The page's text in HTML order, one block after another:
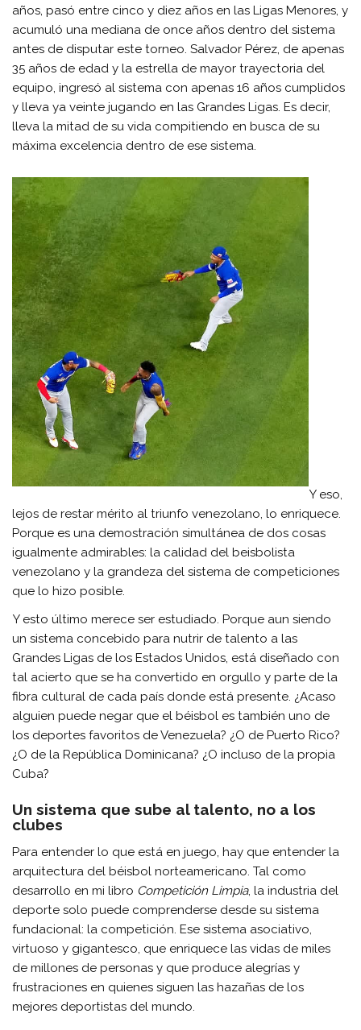
años, pasó entre cinco y diez años en las Ligas Menores, y
acumuló una mediana de once años dentro del sistema
antes de disputar este torneo. Salvador Pérez, de apenas
35 años de edad y la estrella de mayor trayectoria del
equipo, ingresó al sistema con apenas 16 años cumplidos
y lleva ya veinte jugando en las Grandes Ligas. Es decir,
lleva la mitad de su vida compitiendo en busca de su
máxima excelencia dentro de ese sistema.
Y eso,
lejos de restar mérito al triunfo venezolano, lo enriquece.
Porque es una demostración simultánea de dos cosas
igualmente admirables: la calidad del beisbolista
venezolano y la grandeza del sistema de competiciones
que lo hizo posible.
Y esto último merece ser estudiado. Porque aun siendo
un sistema concebido para nutrir de talento a las
Grandes Ligas de los Estados Unidos, está diseñado con
tal acierto que se ha convertido en orgullo y parte de la
fibra cultural de cada país donde está presente. ¿Acaso
alguien puede negar que el béisbol es también uno de
los deportes favoritos de Venezuela? ¿O de Puerto Rico?
¿O de la República Dominicana? ¿O incluso de la propia
Cuba?
Un sistema que sube al talento, no a los
clubes
Para entender lo que está en juego, hay que entender la
arquitectura del béisbol norteamericano. Tal como
desarrollo en mi libro Competición Limpia, la industria del
deporte solo puede comprenderse desde su sistema
fundacional: la competición. Ese sistema asociativo,
virtuoso y gigantesco, que enriquece las vidas de miles
de millones de personas y que produce alegrías y
frustraciones en quienes siguen las hazañas de los
mejores deportistas del mundo.